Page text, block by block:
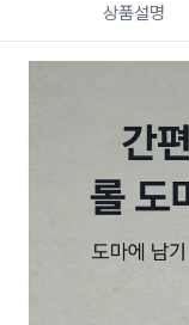
상품설명